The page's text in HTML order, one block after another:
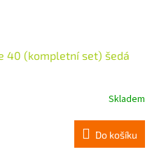
40 (kompletní set) šedá
Skladem
Do košíku